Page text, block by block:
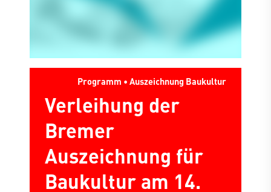
Programm • Auszeichnung Baukultur
Verleihung der
Bremer
Auszeichnung für
Baukultur am 14.